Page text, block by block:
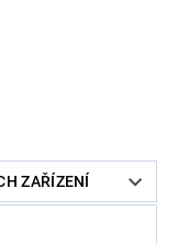
ZAŘÍZENÍ